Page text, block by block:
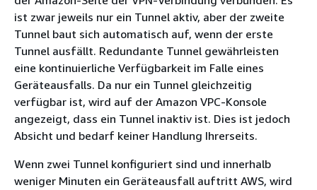
ist zwar jeweils nur ein Tunnel aktiv, aber der zweite
Tunnel baut sich automatisch auf, wenn der erste
Tunnel ausfällt. Redundante Tunnel gewährleisten
eine kontinuierliche Verfügbarkeit im Falle eines
Geräteausfalls. Da nur ein Tunnel gleichzeitig
verfügbar ist, wird auf der Amazon VPC-Konsole
angezeigt, dass ein Tunnel inaktiv ist. Dies ist jedoch
Absicht und bedarf keiner Handlung Ihrerseits.
Wenn zwei Tunnel konfiguriert sind und innerhalb
weniger Minuten ein Geräteausfall auftritt AWS, wird